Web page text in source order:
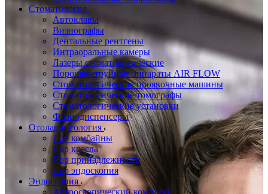
Стоматология
Автоклавы
Визиографы
Дентальные рентгены
Интраоральные камеры
Лазеры стоматологические
Порошкоструйные аппараты AIR FLOW
Стоматологические проявочные машины
Стоматологические томографы
Стоматологические установки
Физиодиспенсеры
Отоларингология
Лор комбайны
Лор кресла
Лор принадлежности
Лор эндоскопия
Эндоскопия
Артроскопический комплекс